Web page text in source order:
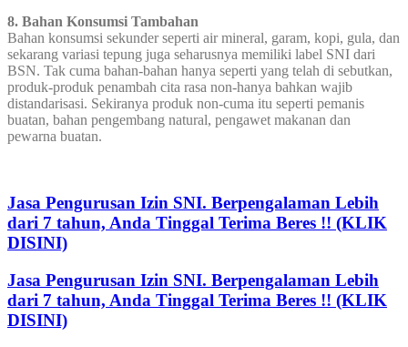
8. Bahan Konsumsi Tambahan
Bahan konsumsi sekunder seperti air mineral, garam, kopi, gula, dan
sekarang variasi tepung juga seharusnya memiliki label SNI dari
BSN. Tak cuma bahan-bahan hanya seperti yang telah di sebutkan,
produk-produk penambah cita rasa non-hanya bahkan wajib
distandarisasi. Sekiranya produk non-cuma itu seperti pemanis
buatan, bahan pengembang natural, pengawet makanan dan
pewarna buatan.
Jasa Pengurusan Izin SNI. Berpengalaman Lebih
dari 7 tahun, Anda Tinggal Terima Beres !! (KLIK
DISINI)
Jasa Pengurusan Izin SNI. Berpengalaman Lebih
dari 7 tahun, Anda Tinggal Terima Beres !! (KLIK
DISINI)